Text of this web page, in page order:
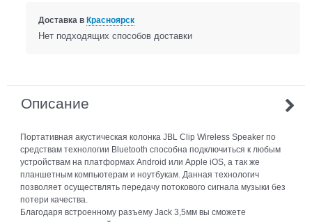
Доставка в Красноярск
Нет подходящих способов доставки
Описание
Портативная акустическая колонка JBL Clip Wireless Speakerпо
средствам технологии Bluetooth способна подключиться к любым
устройствам на платформах Android или Apple iOS, а так же
планшетным компьютерам и ноутбукам. Данная технологич
позволяет осуществлять передачу потокового сигнала музыки без
потери качества.
Благодаря встроенному разъему Jack 3,5мм вы сможете